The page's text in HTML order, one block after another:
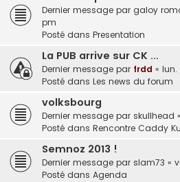
Dernier message par galoy
pm
Posté dans Presentation
La PUB arrive sur CK ...
Dernier message par frdd « lun.
Posté dans Les news du forum
volksbourg
Dernier message par skullhead «
Posté dans Rencontre Caddy
Semnoz 2013 !
Dernier message par slam73 «
Posté dans Agenda